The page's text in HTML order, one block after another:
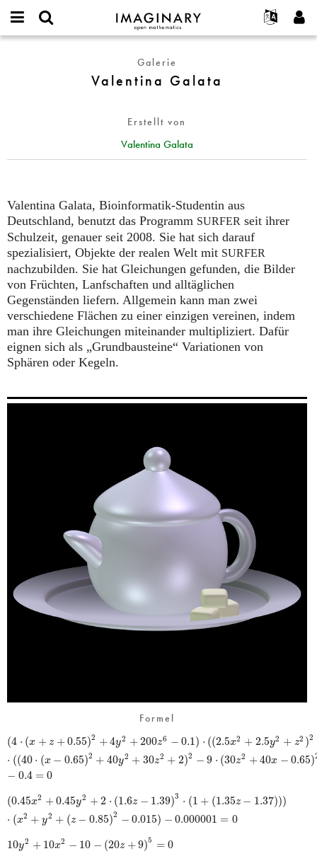
IMAGINARY
open
Français
Deutsch
Türkçe
Programme
Hands-on
Texte
Mehr...
Projekte
Mitmachen
Neues Benutzerkonto erstellen
Galerie
Valentina Galata
Erstellt von
Valentina Galata
Valentina Galata, Bioinformatik-Studentin aus
Deutschland, benutzt das Programm SURFER seit ihrer
Schulzeit, genauer seit 2008. Sie hat sich darauf
spezialisiert, Objekte der realen Welt mit SURFER
nachzubilden. Sie hat Gleichungen gefunden, die Bilder
von Früchten, Lanfschaften und alltäglichen
Gegenständen liefern. Allgemein kann man zwei
verschiedene Flächen zu einer einzigen vereinen, indem
man ihre Gleichungen miteinander multipliziert. Dafür
eignen sich als „Grundbausteine“ Variationen von
Sphären oder Kegeln.
Formel
(4⋅(x +z +0.55)2 +4y2 +200z6 −0.1) ⋅((2.5x2 +2.5y2 +z2 )2
⋅ ((40⋅ (x−0.65)2 +40y2 +30z2 +2)2 −9⋅(30z2 +40x −0.65)
−0.4 =0
(0.45x2 +0.45y2 +2 ⋅(1.6z −1.39)3 ⋅ (1+(1.35z− 1.37)))
⋅ (x2 +y2 +(z−0.85)2 −0.015) −0.000001 =0
10y2 +10x2 −10−(20z +9)5 =0